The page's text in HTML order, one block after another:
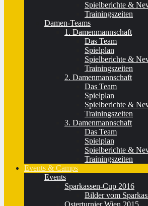
Spielberichte &
Trainingszeiten
Damen-Teams
1. Damenmannschaft
Das Team
Spielplan
Spielberichte &
Trainingszeiten
2. Damenmannschaft
Das Team
Spielplan
Spielberichte &
Trainingszeiten
3. Damenmannschaft
Das Team
Spielplan
Spielberichte &
Trainingszeiten
Events & Camps
Events
Sparkassen-Cup 2016
Bilder vom
Osterturnier Wien 2015